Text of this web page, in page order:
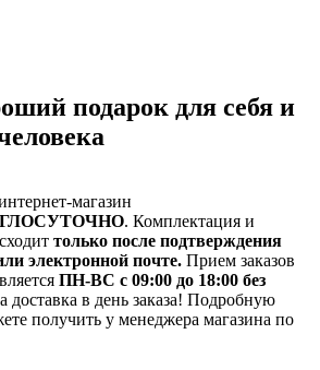
подарок для себя и
магазин
. Комплектация и
только после подтверждения
электронной почте. Прием заказов
ПН-ВС с 09:00 до 18:00 без
доставка в день заказа! Подробную
получить у менеджера магазина по